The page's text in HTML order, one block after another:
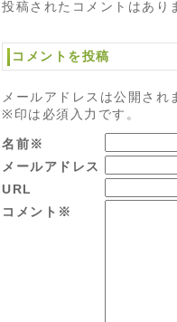
投稿されたコメントはあり
コメントを投稿
メールアドレスは公開され
※印は必須入力です。
名前※
メールアドレス
URL
コメント※